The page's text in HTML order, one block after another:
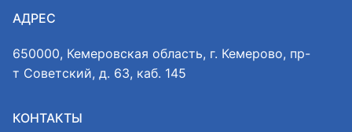
АДРЕС
650000, Кемеровская область, г. Кемерово, пр-
т Советский, д. 63, каб. 145
КОНТАКТЫ